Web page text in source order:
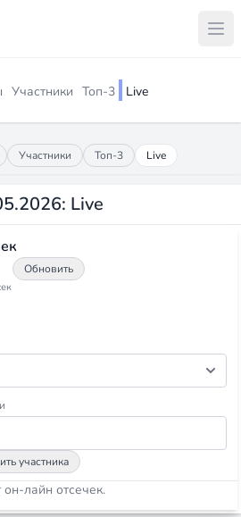
Участники Топ-3 Live
Участники Топ-3 Live
Live
Обновить
участника
лайн отсечек.